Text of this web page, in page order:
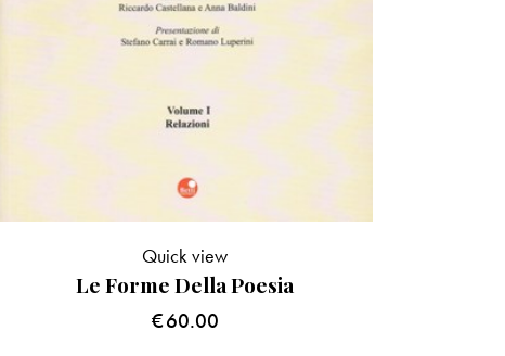
Le Forme Della Poesia
€60.00
Quick view